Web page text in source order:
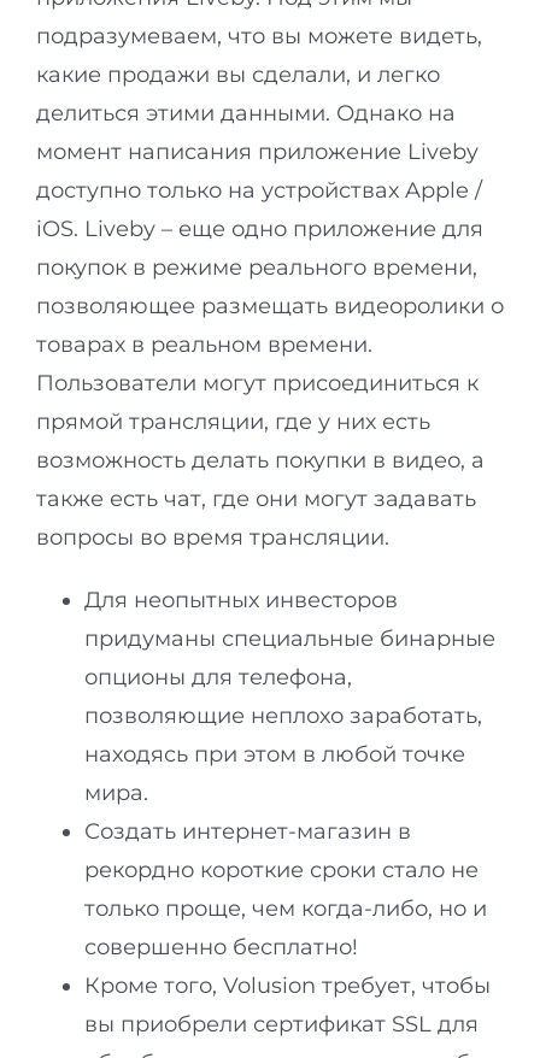
подразумеваем, что вы можете видеть,
какие продажи вы сделали, и легко
делиться этими данными. Однако на
момент написания приложение Liveby
доступно только на устройствах Apple /
iOS. Liveby – еще одно приложение для
покупок в режиме реального времени,
позволяющее размещать видеоролики о
товарах в реальном времени.
Пользователи могут присоединиться к
прямой трансляции, где у них есть
возможность делать покупки в видео, а
также есть чат, где они могут задавать
вопросы во время трансляции.
Для неопытных инвесторов
придуманы специальные бинарные
опционы для телефона,
позволяющие неплохо заработать,
находясь при этом в любой точке
мира.
Создать интернет-магазин в
рекордно короткие сроки стало не
только проще, чем когда-либо, но и
совершенно бесплатно!
Кроме того, Volusion требует, чтобы
вы приобрели сертификат SSL для